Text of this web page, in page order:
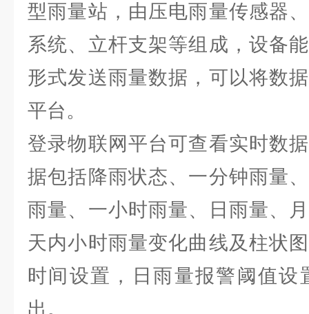
型雨量站，由压电雨量传感器
系统、立杆支架等组成，设备
形式发送雨量数据，可以将数
平台。
登录物联网平台可查看实时数
据包括降雨状态、一分钟雨量
雨量、一小时雨量、日雨量、
天内小时雨量变化曲线及柱状
时间设置，日雨量报警阈值设
出。